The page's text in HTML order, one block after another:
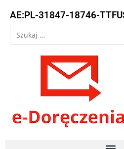
AE:PL-31847-18746-